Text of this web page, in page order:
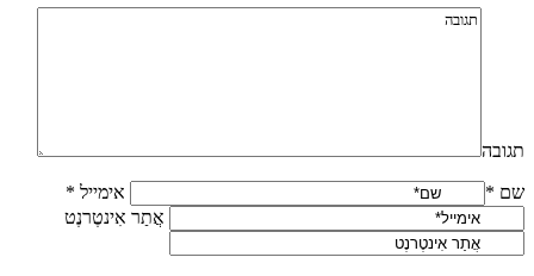
תגובה
שם *
אימייל *
אֲתַר אִינטֶרנֶט